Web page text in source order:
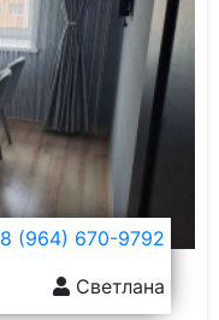
8 (964) 670-9792
Светлана